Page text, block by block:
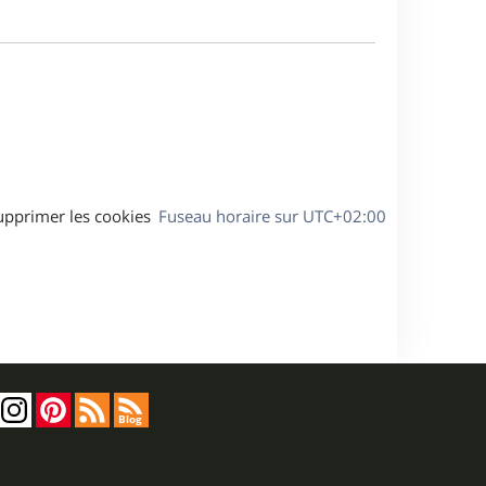
Fuseau horaire sur UTC+02:00
les cookies